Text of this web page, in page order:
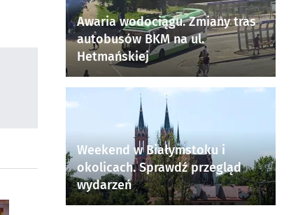
Awaria wodociągu. Zmiany tras
autobusów BKM na ul.
Hetmańskiej
Weekend w Białymstoku i
okolicach. Sprawdź przegląd
wydarzeń